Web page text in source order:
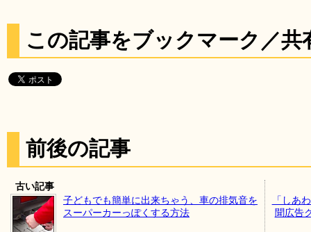
この記事をブックマーク／共
前後の記事
古い記事
子どもでも簡単に出来ちゃう、車の排気音を
スーパーカーっぽくする方法
「しあ
聞広告